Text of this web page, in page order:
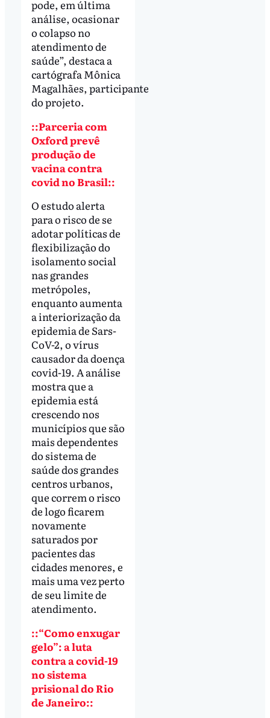
pode, em última
análise, ocasionar
o colapso no
atendimento de
saúde”, destaca a
cartógrafa Mônica
Magalhães, participante
do projeto.
::Parceria com
Oxford prevê
produção de
vacina contra
covid no Brasil::
O estudo alerta
para o risco de se
adotar políticas de
flexibilização do
isolamento social
nas grandes
metrópoles,
enquanto aumenta
a interiorização da
epidemia de Sars-
CoV-2, o vírus
causador da doença
covid-19. A análise
mostra que a
epidemia está
crescendo nos
municípios que são
mais dependentes
do sistema de
saúde dos grandes
centros urbanos,
que correm o risco
de logo ficarem
novamente
saturados por
pacientes das
cidades menores, e
mais uma vez perto
de seu limite de
atendimento.
::“Como enxugar
gelo”: a luta
contra a covid-19
no sistema
prisional do Rio
de Janeiro::